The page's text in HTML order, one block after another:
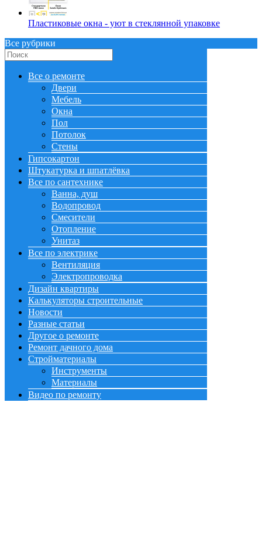
Пластиковые окна - уют в стеклянной упаковке
Все рубрики
Все о ремонте
Двери
Мебель
Окна
Пол
Потолок
Стены
Гипсокартон
Штукатурка и шпатлёвка
Все по сантехнике
Ванна, душ
Водопровод
Смесители
Отопление
Унитаз
Все по электрике
Вентиляция
Электропроводка
Дизайн квартиры
Калькуляторы строительные
Новости
Разные статьи
Другое о ремонте
Ремонт дачного дома
Стройматериалы
Инструменты
Материалы
Видео по ремонту